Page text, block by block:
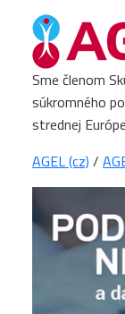
Sme členom
súkromného
strednej
AGEL (cz) /